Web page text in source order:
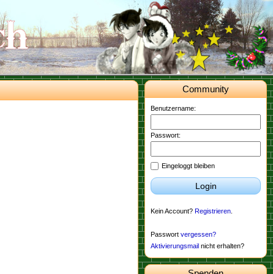
Community
Benutzername:
Passwort:
Eingeloggt bleiben
Login
Kein Account? Registrieren
Passwort vergessen?
Aktivierungsmail nicht erhalten?